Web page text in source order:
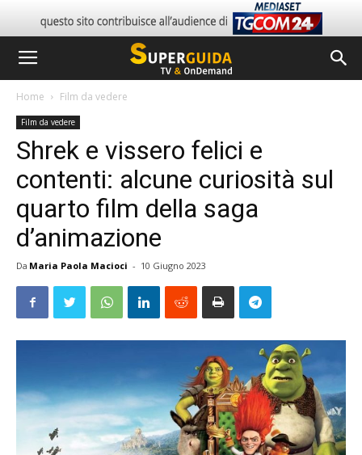
Home Film da vedere
Film da vedere
Shrek e vissero felici e
contenti: alcune curiosità sul
quarto film della saga
d’animazione
Da Maria Paola Macioci - 10 Giugno 2023